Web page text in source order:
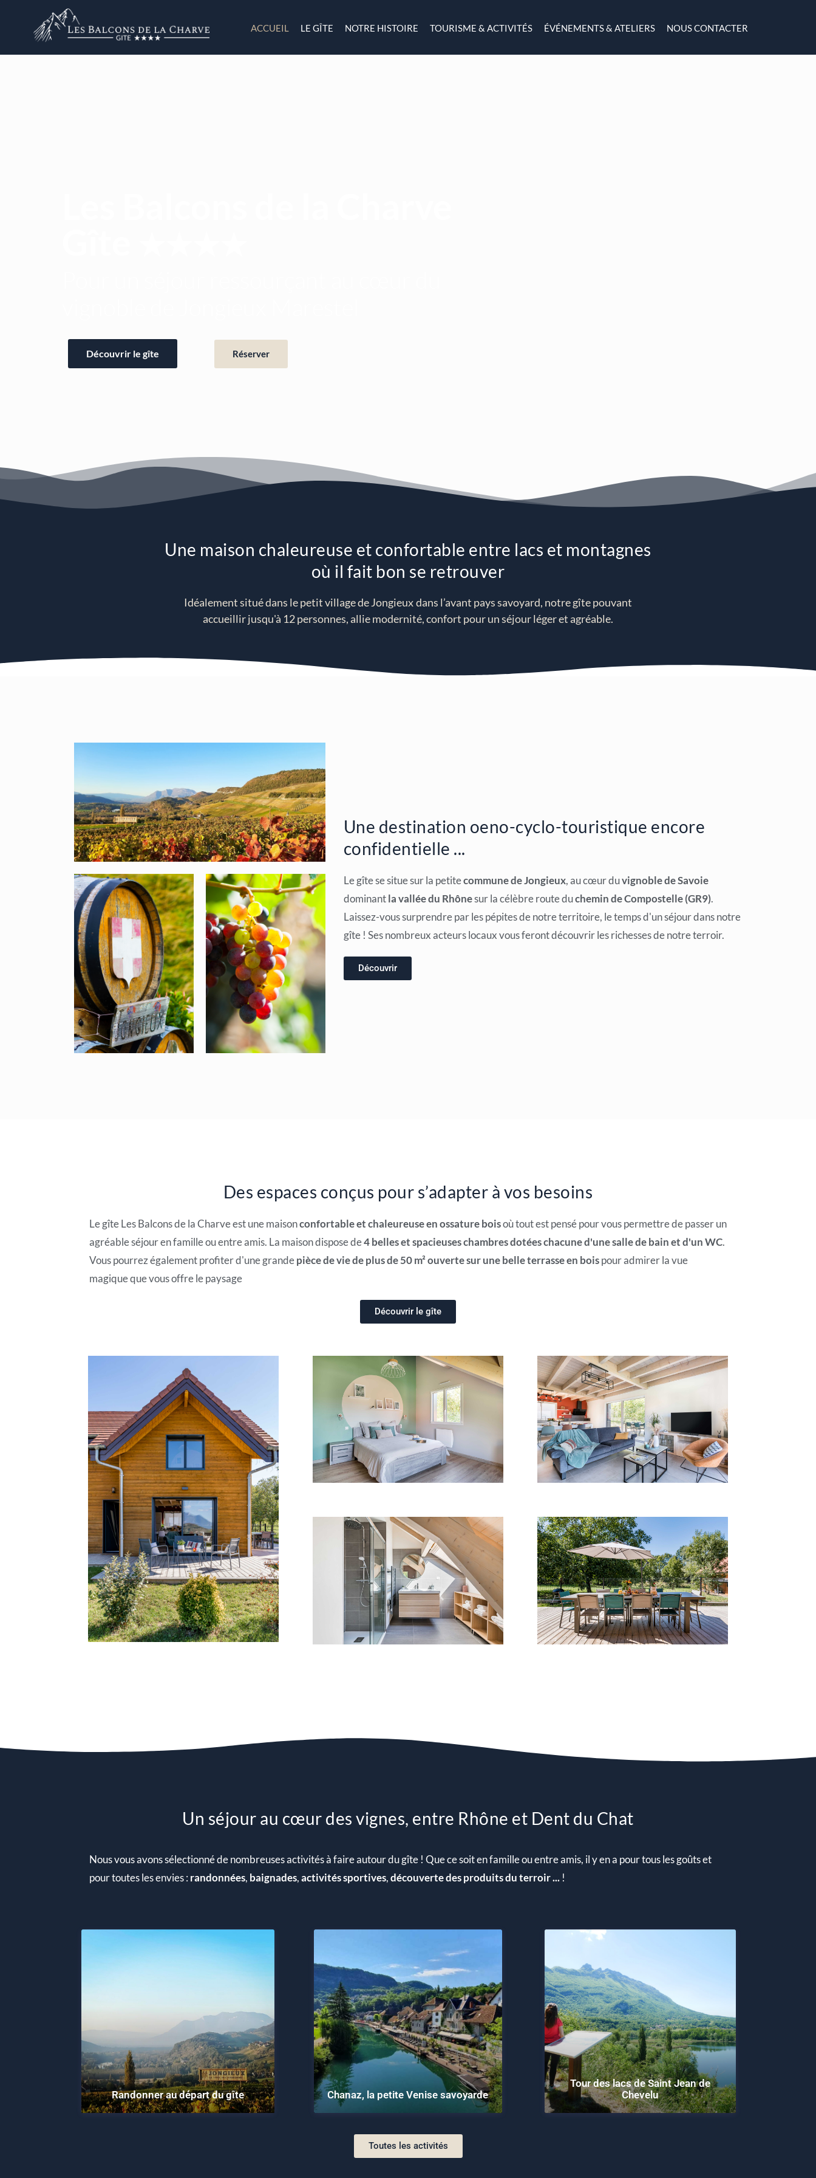
ACCUEIL LE GÎTE NOTRE HISTOIRE TOURISME & ACTIVITÉS ÉVÉNEMENTS & ATELIERS NOUS CONTACTER
Découvrir le gîte Réserver
Une maison chaleureuse et confortable entre lacs et montagnes
où il fait bon se retrouver
Idéalement situé dans le petit village de Jongieux dans l’avant pays savoyard, notre gîte pouvant
accueillir jusqu'à 12 personnes, allie modernité, confort pour un séjour léger et agréable.
Une destination oeno-cyclo-touristique encore
confidentielle ...
Le gîte se situe sur la petitecommune de Jongieux, au cœur duvignoble de Savoie
dominantla vallée du Rhônesur la célèbre route duchemin de Compostelle (GR9).
Laissez-vous surprendre par les pépites de notre territoire, le temps d'un séjour dans notre
gîte ! Ses nombreux acteurs locaux vous feront découvrir les richesses de notre terroir.
Découvrir
Des espaces conçus pour s’adapter à vos besoins
Le gîte Les Balcons de la Charve est une maisonconfortable et chaleureuse en ossature boisoù tout est pensé pour vous permettre de passer un
agréable séjour en famille ou entre amis. La maison dispose de4 belles et spacieuses chambres dotées chacune d'une salle de bain et d'un WC.
Vous pourrez également profiter d'une grandepièce de vie de plus de 50 m² ouverte sur une belle terrasse en boispour admirer la vue
magique que vous offre le paysage
Découvrir le gîte
Un séjour au cœur des vignes, entre Rhône et Dent du Chat
Nous vous avons sélectionné de nombreuses activités à faire autour du gîte ! Que ce soit en famille ou entre amis, il y en a pour tous les goûts et
pour toutes les envies : randonnées, baignades,activités sportives,découverte des produits du terroir ... !
Randonner au départ du gîte Chanaz, la petite Venise savoyarde
Tour des lacs de Saint Jean de
Chevelu
Toutes les activités